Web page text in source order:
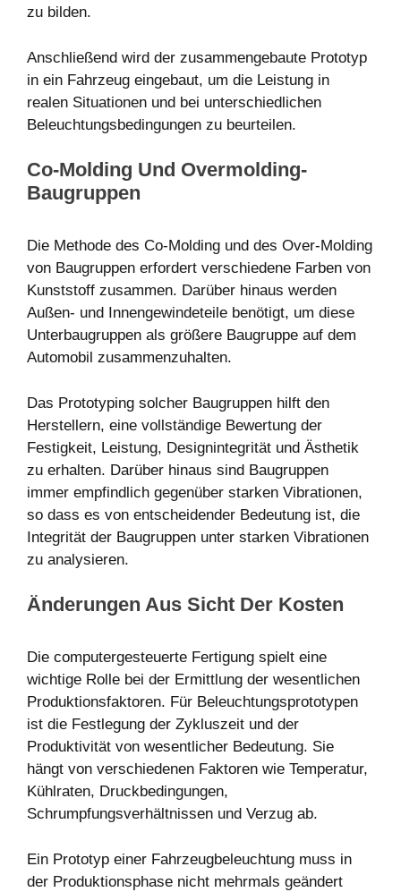
zu bilden.
Anschließend wird der zusammengebaute Prototyp
in ein Fahrzeug eingebaut, um die Leistung in
realen Situationen und bei unterschiedlichen
Beleuchtungsbedingungen zu beurteilen.
Co-Molding Und Overmolding-
Baugruppen
Die Methode des Co-Molding und des Over-Molding
von Baugruppen erfordert verschiedene Farben von
Kunststoff zusammen. Darüber hinaus werden
Außen- und Innengewindeteile benötigt, um diese
Unterbaugruppen als größere Baugruppe auf dem
Automobil zusammenzuhalten.
Das Prototyping solcher Baugruppen hilft den
Herstellern, eine vollständige Bewertung der
Festigkeit, Leistung, Designintegrität und Ästhetik
zu erhalten. Darüber hinaus sind Baugruppen
immer empfindlich gegenüber starken Vibrationen,
so dass es von entscheidender Bedeutung ist, die
Integrität der Baugruppen unter starken Vibrationen
zu analysieren.
Änderungen Aus Sicht Der Kosten
Die computergesteuerte Fertigung spielt eine
wichtige Rolle bei der Ermittlung der wesentlichen
Produktionsfaktoren. Für Beleuchtungsprototypen
ist die Festlegung der Zykluszeit und der
Produktivität von wesentlicher Bedeutung. Sie
hängt von verschiedenen Faktoren wie Temperatur,
Kühlraten, Druckbedingungen,
Schrumpfungsverhältnissen und Verzug ab.
Ein Prototyp einer Fahrzeugbeleuchtung muss in
der Produktionsphase nicht mehrmals geändert